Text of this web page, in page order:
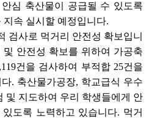
심 축산물이 공급될 수 있도록
속 실시할 예정입니다.
검사로 먹거리 안전성 확보입니
안전성 확보를 위하여 가공축
건을 검사하여 부적합 25건을
. 축산물가공장, 학교급식 우수
및 지도하여 우리 학생들에게 안
도록 노력하고 있습니다. 먹거